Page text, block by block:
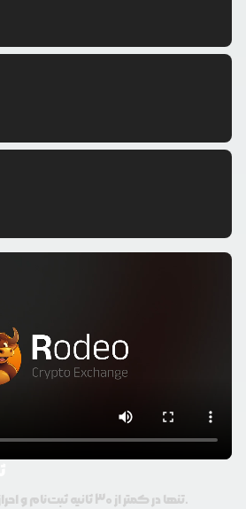
تنها در کمتر از 30 ثانیه ثبت‌نام و احراز هویت خود را تکمیل کنید.